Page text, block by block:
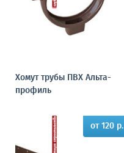
Хомут трубы ПВХ Альта-
профиль
от 120 р.